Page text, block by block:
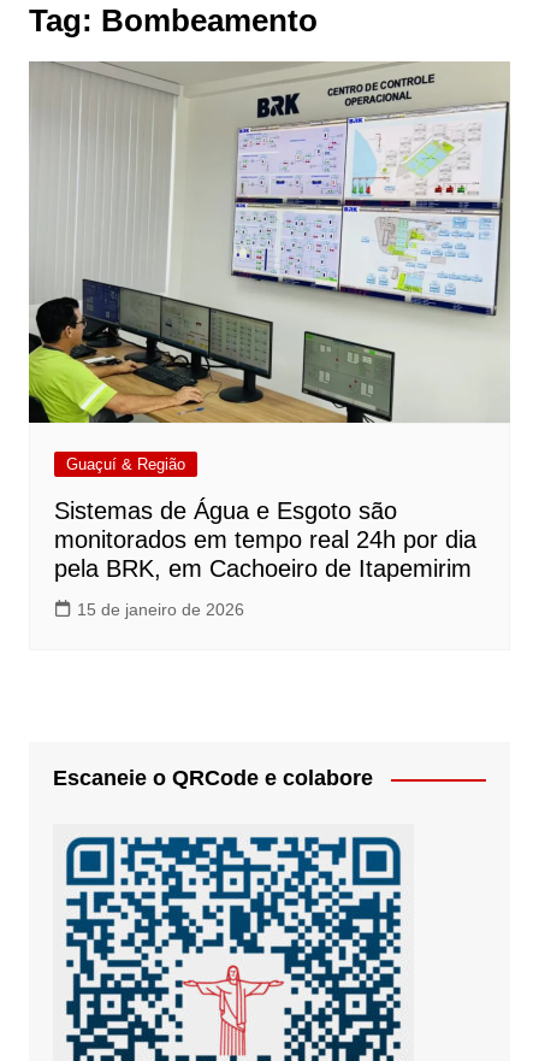
Tag: Bombeamento
Guaçuí & Região
Sistemas de Água e Esgoto são
monitorados em tempo real 24h por dia
pela BRK, em Cachoeiro de Itapemirim
15 de janeiro de 2026
Escaneie o QRCode e colabore